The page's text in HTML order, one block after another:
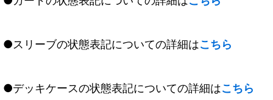
●スリーブの状態表記についての詳細はこちら
●デッキケースの状態表記についての詳細はこちら